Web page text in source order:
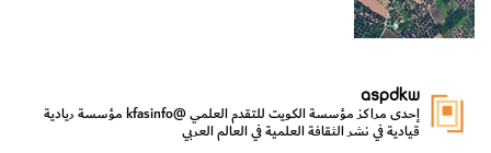
aspdkw
إحدى مراكز مؤسسة الكويت للتقدم العلمي@kfasinfo مؤسسة ريادية
قيادية في نشر الثقافة العلمية في العالم العربي